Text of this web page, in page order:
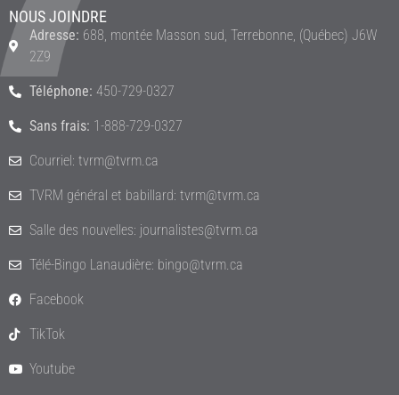
NOUS JOINDRE
Adresse: 688, montée Masson sud, Terrebonne, (Québec) J6W
2Z9
Téléphone: 450-729-0327
Sans frais: 1-888-729-0327
Courriel: tvrm@tvrm.ca
TVRM général et babillard: tvrm@tvrm.ca
Salle des nouvelles: journalistes@tvrm.ca
Télé-Bingo Lanaudière: bingo@tvrm.ca
Facebook
TikTok
Youtube